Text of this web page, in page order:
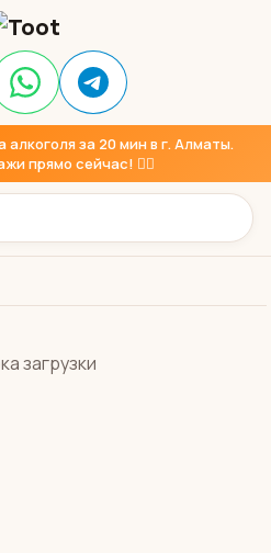
алкоголя за 20 мин в г. Алматы.
прямо сейчас! 👇🏼
загрузки